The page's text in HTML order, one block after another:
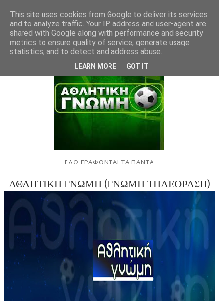
ΕΔΩ ΓΡΑΦΟΝΤΑΙ ΤΑ ΠΑΝΤΑ
ΑΘΛΗΤΙΚΗ ΓΝΩΜΗ (ΓΝΩΜΗ ΤΗΛΕΟΡΑΣΗ)
This site uses cookies from Google to deliver its services
and to analyze traffic. Your IP address and user-agent are
shared with Google along with performance and security
metrics to ensure quality of service, generate usage
statistics, and to detect and address abuse.
LEARN MORE GOT IT